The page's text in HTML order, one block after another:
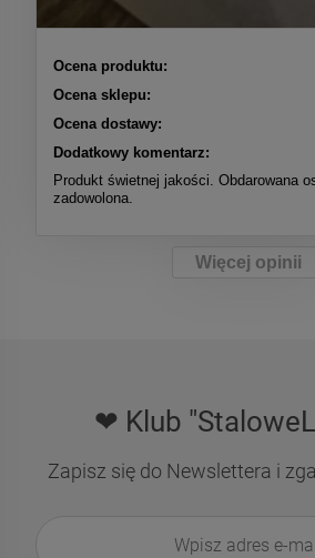
Ocena produktu:
Ocena sklepu:
Ocena dostawy:
Dodatkowy komentarz:
Produkt świetnej jakości. Obdarowana
zadowolona.
Więcej opinii
❤ Klub
Zapisz się do Newslettera i